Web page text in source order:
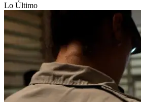
Lo Último